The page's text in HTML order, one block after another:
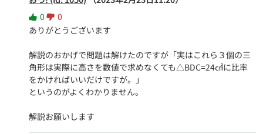
0
0
ありがとうございます
解説のおかげで問題は解けたのですが「実はこれら３個の三
角形は実際に高さを数値で求めなくても△BDC=24㎠に比率
をかければいいだけですが。」
というのがよくわかりません。
解説お願いします